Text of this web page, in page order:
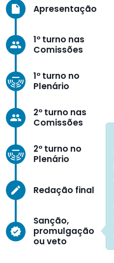
insert_drive_file Apresentação
group
1º turno nas
Comissões
1º turno no
Plenário
group
2º turno nas
Comissões
2º turno no
Plenário
create Redação final
verified
Sanção,
promulgação
ou veto